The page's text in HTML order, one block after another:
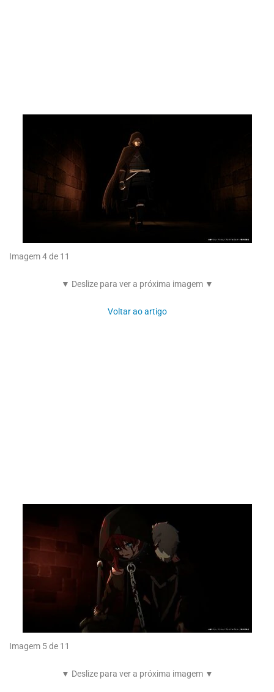
Imagem 4 de 11
▼ Deslize para ver a próxima imagem ▼
Voltar ao artigo
Imagem 5 de 11
▼ Deslize para ver a próxima imagem ▼